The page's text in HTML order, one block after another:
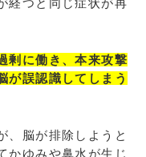
剰に働き、本来攻撃
が誤認識してしまう
、脳が排除しようと
かゆみや鼻水が生じ